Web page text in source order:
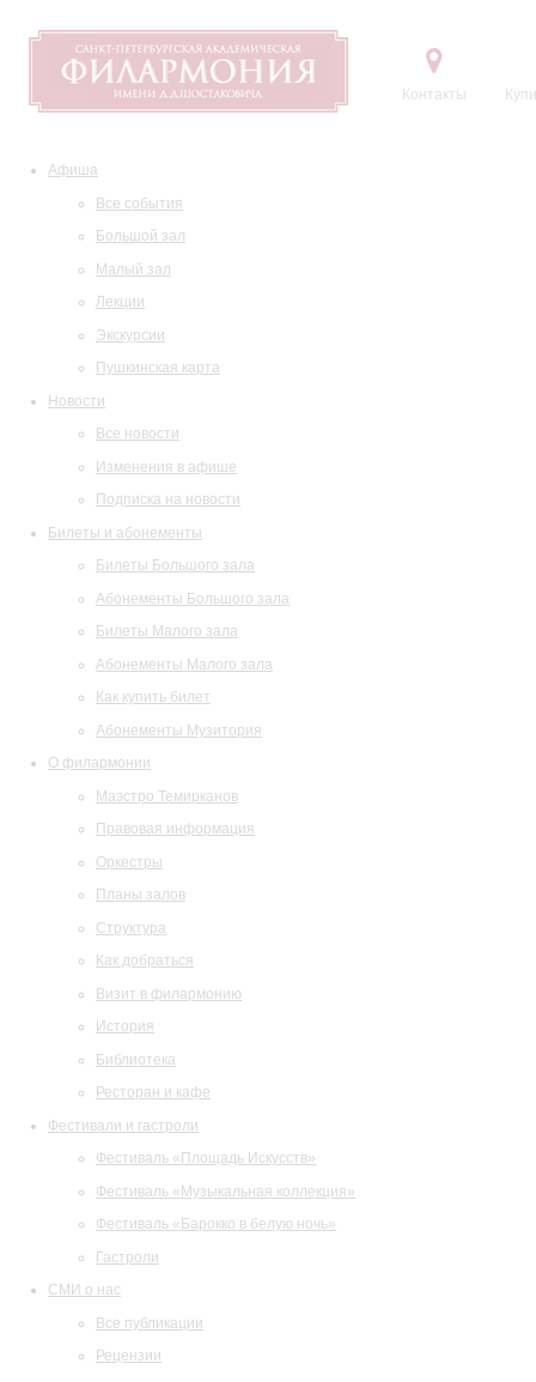
Контакты
Афиша
Все события
Большой зал
Малый зал
Лекции
Экскурсии
Пушкинская карта
Новости
Все новости
Изменения в афише
Подписка на новости
Билеты и абонементы
Билеты Большого зала
Абонементы Большого зала
Билеты Малого зала
Абонементы Малого зала
Как купить билет
Абонементы Музитория
О филармонии
Маэстро Темирканов
Правовая информация
Оркестры
Планы залов
Структура
Как добраться
Визит в филармонию
История
Библиотека
Ресторан и кафе
Фестивали и гастроли
Фестиваль «Площадь Искусств»
Фестиваль «Музыкальная коллекция»
Фестиваль «Барокко в белую ночь»
Гастроли
СМИ о нас
Все публикации
Рецензии